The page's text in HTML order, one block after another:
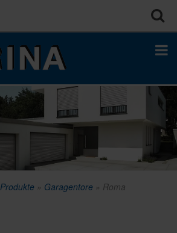
Produkte » Garagentore » Roma